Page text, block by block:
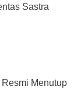
Sastra
Resmi Menutup